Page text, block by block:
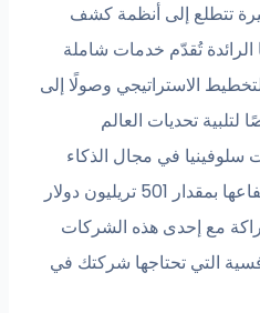
إلى أنظمة كشف
تُقدّم خدمات شاملة
وصولًا إلى
تحديات العالم
في مجال الذكاء
الاصطناعي (مع توقعات بارتفاعها بمقدار 501 تريليون دولار
مع إحدى هذه الشركات
تحتاجها شركتك في